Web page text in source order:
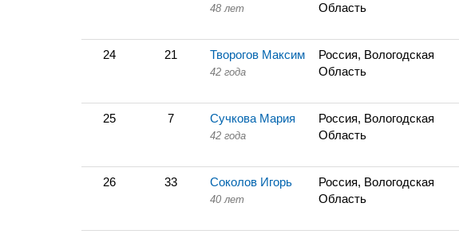
48 лет
Область
24 21 Творогов Максим
42 года
Россия, Вологодская
Область
25 7 Сучкова Мария
42 года
Россия, Вологодская
Область
26 33 Соколов Игорь
40 лет
Россия, Вологодская
Область